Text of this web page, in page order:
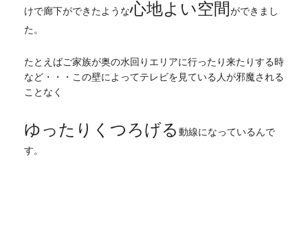
けで廊下ができたような心地よい空間ができまし
た。
たとえばご家族が奥の水回りエリアに行ったり来たりする時
など・・・この壁によってテレビを見ている人が邪魔される
ことなく
ゆったりくつろげる 動線になっているんで
す。